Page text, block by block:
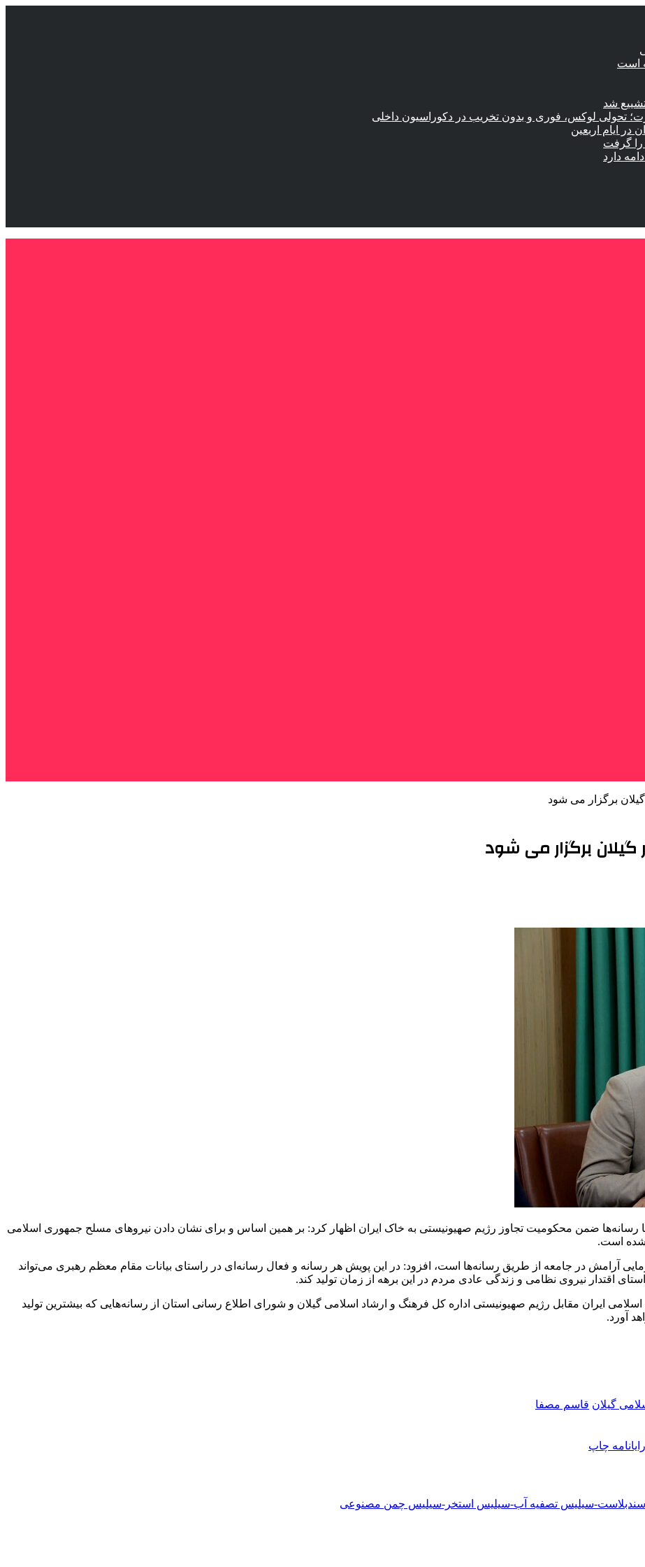
شد
تحولی لوکس، فوری و بدون تخریب در دکوراسیون داخلی
را گرفت
دارد
برگزار می شود
گیلان برگزار می شود
رسانه‌ها ضمن محکومیت تجاوز رژیم صهیونیستی به خاک ایران اظهار کرد: بر همین اساس و برای نشان دادن نیروهای مسلح جمهوری اسلامی
شده است.
آرامش در جامعه از طریق رسانه‌ها است، افزود: در این پویش هر رسانه و فعال رسانه‌ای در راستای بیانات مقام معظم رهبری می‌تواند
اقتدار نیروی نظامی و زندگی عادی مردم در این برهه از زمان تولید کند.
ایران مقابل رژیم صهیونیستی اداره کل فرهنگ و ارشاد اسلامی گیلان و شورای اطلاع رسانی استان از رسانه‌هایی که بیشترین تولید
آورد.
گیلان قاسم مصفا
رایانامه چاپ
سیلیس تصفیه آب-سیلیس استخر-سیلیس چمن مصنوعی